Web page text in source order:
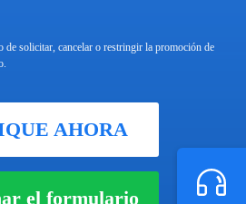
AHORA
el formulario
de solicitar, cancelar o restringir la promoción de